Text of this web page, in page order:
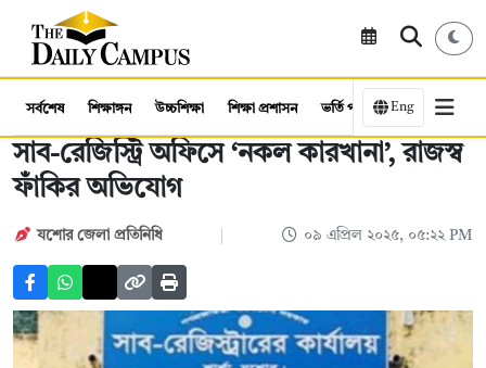
সর্বশেষ শিক্ষাঙ্গন উচ্চশিক্ষা শিক্ষা প্রশাসন ভর্তি পরীক্ষা কর্মসংস্থান
Eng
সাব-রেজিস্ট্রি অফিসে ‘নকল কারখানা’, রাজস্ব
ফাঁকির অভিযোগ
যশোর জেলা প্রতিনিধি ০৯ এপ্রিল ২০২৫, ০৫:২২ PM